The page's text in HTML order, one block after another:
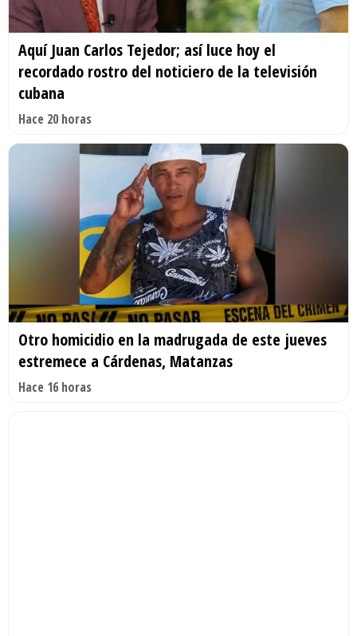
Aquí Juan Carlos Tejedor; así luce hoy el
recordado rostro del noticiero de la televisión
cubana
Hace 20 horas
Otro homicidio en la madrugada de este jueves
estremece a Cárdenas, Matanzas
Hace 16 horas